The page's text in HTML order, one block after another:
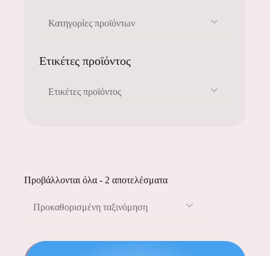
Προβάλλονται όλα - 2 αποτελέσματα
Προκαθορισμένη ταξινόμηση
Κατηγορίες προϊόντων
Ετικέτες προϊόντος
Ετικέτες προϊόντος